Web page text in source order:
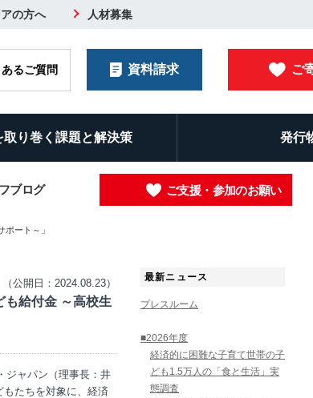
の方へ 人材募集
あるご質問 資料請求 ご
取り巻く課題と解決策 発行
ブログ ご支援・参加のお願い
ート～」
（公開日：2024.08.23）
も給付金 ～高校生
ジャパン（理事長：井
たちを対象に、経済
最新ニュース
プレスルーム
■2026年度
経済的に困難な子育て世帯の子
ども1.5万人の「食と生活」実
態調査